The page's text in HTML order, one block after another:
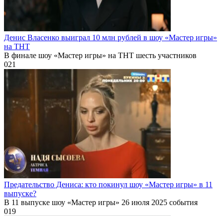
Денис Власенко выиграл 10 млн рублей в шоу «Мастер игры»
на ТНТ
В финале шоу «Мастер игры» на ТНТ шесть участников
021
Предательство Дениса: кто покинул шоу «Мастер игры» в 11
выпуске?
В 11 выпуске шоу «Мастер игры» 26 июля 2025 события
019